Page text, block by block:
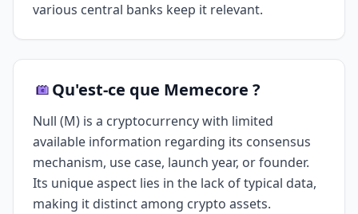
various central banks keep it relevant.
Qu'est-ce que Memecore ?
Null (M) is a cryptocurrency with limited
available information regarding its consensus
mechanism, use case, launch year, or founder.
Its unique aspect lies in the lack of typical data,
making it distinct among crypto assets.